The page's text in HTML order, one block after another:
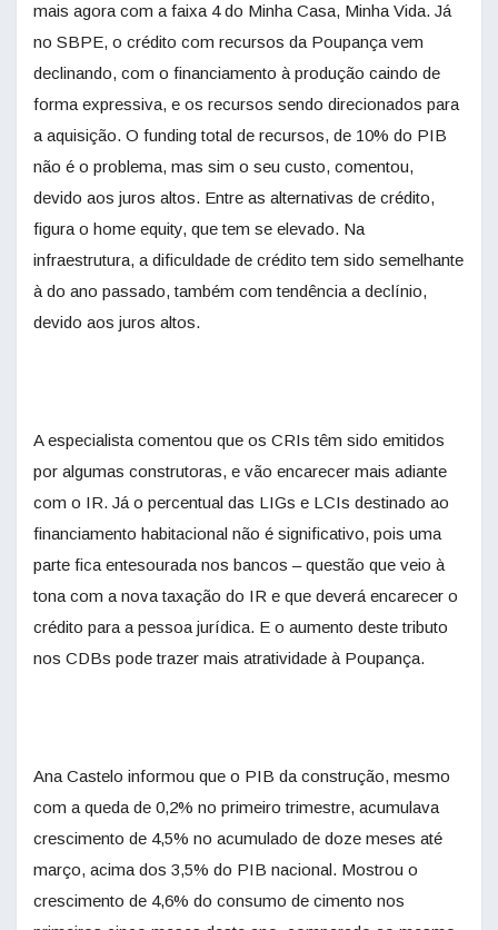
mais agora com a faixa 4 do Minha Casa, Minha Vida. Já
no SBPE, o crédito com recursos da Poupança vem
declinando, com o financiamento à produção caindo de
forma expressiva, e os recursos sendo direcionados para
a aquisição. O funding total de recursos, de 10% do PIB
não é o problema, mas sim o seu custo, comentou,
devido aos juros altos. Entre as alternativas de crédito,
figura o home equity, que tem se elevado. Na
infraestrutura, a dificuldade de crédito tem sido semelhante
à do ano passado, também com tendência a declínio,
devido aos juros altos.
A especialista comentou que os CRIs têm sido emitidos
por algumas construtoras, e vão encarecer mais adiante
com o IR. Já o percentual das LIGs e LCIs destinado ao
financiamento habitacional não é significativo, pois uma
parte fica entesourada nos bancos – questão que veio à
tona com a nova taxação do IR e que deverá encarecer o
crédito para a pessoa jurídica. E o aumento deste tributo
nos CDBs pode trazer mais atratividade à Poupança.
Ana Castelo informou que o PIB da construção, mesmo
com a queda de 0,2% no primeiro trimestre, acumulava
crescimento de 4,5% no acumulado de doze meses até
março, acima dos 3,5% do PIB nacional. Mostrou o
crescimento de 4,6% do consumo de cimento nos